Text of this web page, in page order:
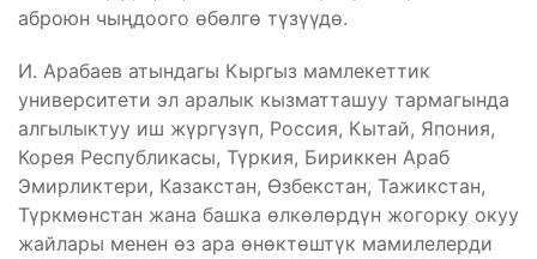
аброюн чыңдоого өбөлгө түзүүдө.
И. Арабаев атындагы Кыргыз мамлекеттик
университети эл аралык кызматташуу тармагында
алгылыктуу иш жүргүзүп, Россия, Кытай, Япония,
Корея Республикасы, Түркия, Бириккен Араб
Эмирликтери, Казакстан, Өзбекстан, Тажикстан,
Түркмөнстан жана башка өлкөлөрдүн жогорку окуу
жайлары менен өз ара өнөктөштүк мамилелерди